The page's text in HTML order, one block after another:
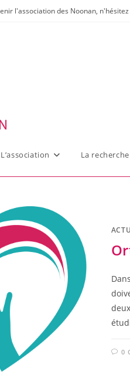
l'association des Noonan, n'hésitez
L’association La recherche
0